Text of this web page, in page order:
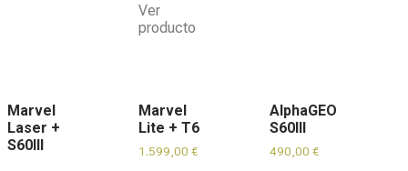
Ver
producto
Marvel
Laser +
S60III
Marvel
Lite + T6
1.599,00 €
AlphaGEO
S60III
490,00 €